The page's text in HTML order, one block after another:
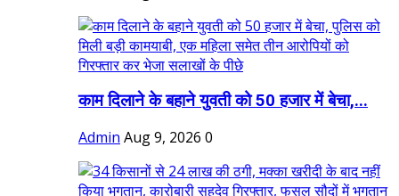
काम दिलाने के बहाने युवती को 50 हजार में बेचा,...
Admin Aug 9, 2026 0